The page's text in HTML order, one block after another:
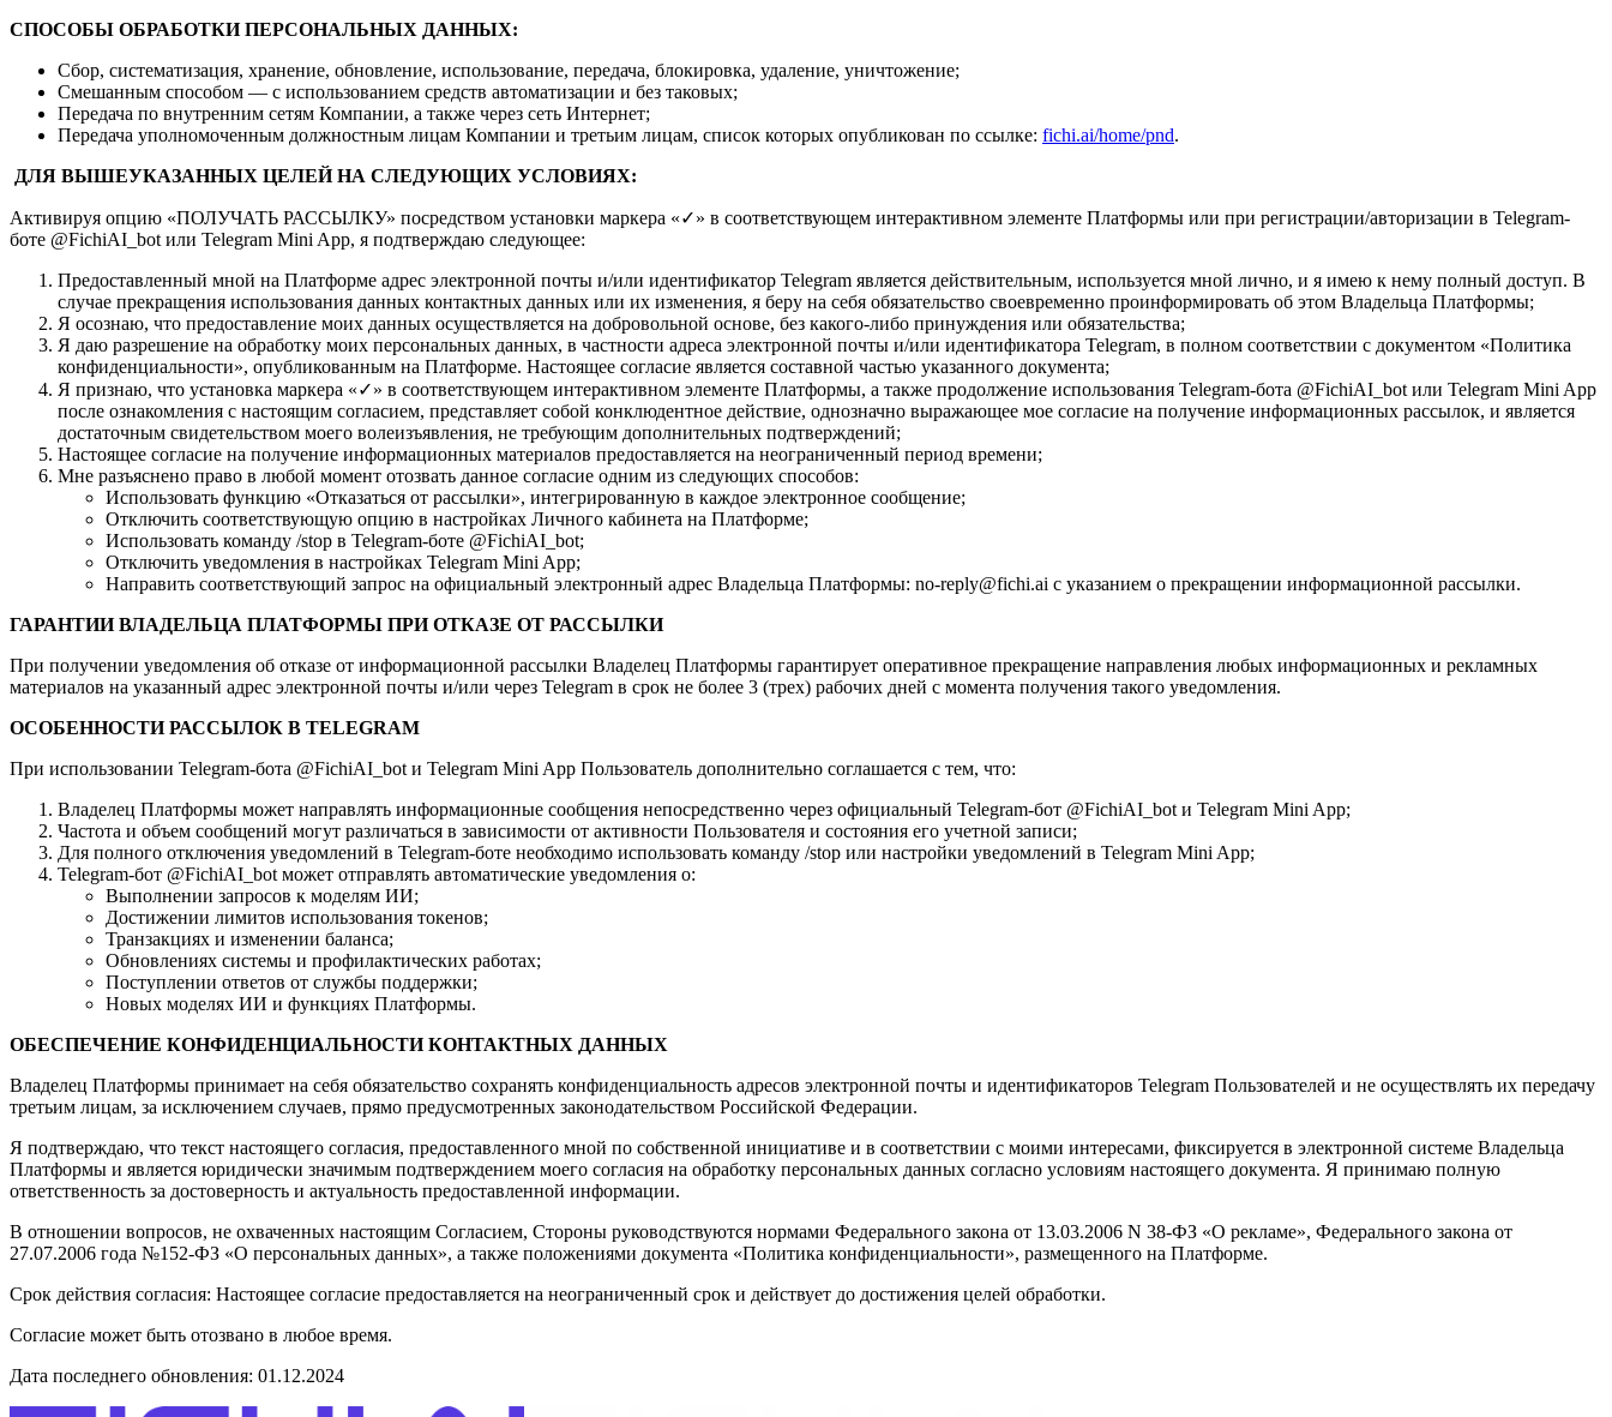
СПОСОБЫ ОБРАБОТКИ ПЕРСОНАЛЬНЫХ ДАННЫХ:
Сбор, систематизация, хранение, обновление, использование, передача, блокировка, удаление, уничтожение;
Смешанным способом — с использованием средств автоматизации и без таковых;
Передача по внутренним сетям Компании, а также через сеть Интернет;
Передача уполномоченным должностным лицам Компании и третьим лицам, список которых опубликован по ссылке: fichi.ai/home/pnd.
ДЛЯ ВЫШЕУКАЗАННЫХ ЦЕЛЕЙ НА СЛЕДУЮЩИХ УСЛОВИЯХ:
Активируя опцию «ПОЛУЧАТЬ РАССЫЛКУ» посредством установки маркера «✓» в соответствующем интерактивном элементе Платформы или при регистрации/авторизации в Telegram-
боте @FichiAI_bot или Telegram Mini App, я подтверждаю следующее:
Предоставленный мной на Платформе адрес электронной почты и/или идентификатор Telegram является действительным, используется мной лично, и я имею к нему полный доступ. В
случае прекращения использования данных контактных данных или их изменения, я беру на себя обязательство своевременно проинформировать об этом Владельца Платформы;
Я осознаю, что предоставление моих данных осуществляется на добровольной основе, без какого-либо принуждения или обязательства;
Я даю разрешение на обработку моих персональных данных, в частности адреса электронной почты и/или идентификатора Telegram, в полном соответствии с документом «Политика
конфиденциальности», опубликованным на Платформе. Настоящее согласие является составной частью указанного документа;
Я признаю, что установка маркера «✓» в соответствующем интерактивном элементе Платформы, а также продолжение использования Telegram-бота @FichiAI_bot или Telegram Mini App
после ознакомления с настоящим согласием, представляет собой конклюдентное действие, однозначно выражающее мое согласие на получение информационных рассылок, и является
достаточным свидетельством моего волеизъявления, не требующим дополнительных подтверждений;
Настоящее согласие на получение информационных материалов предоставляется на неограниченный период времени;
Мне разъяснено право в любой момент отозвать данное согласие одним из следующих способов:
Использовать функцию «Отказаться от рассылки», интегрированную в каждое электронное сообщение;
Отключить соответствующую опцию в настройках Личного кабинета на Платформе;
Использовать команду /stop в Telegram-боте @FichiAI_bot;
Отключить уведомления в настройках Telegram Mini App;
Направить соответствующий запрос на официальный электронный адрес Владельца Платформы: no-reply@fichi.ai с указанием о прекращении информационной рассылки.
ГАРАНТИИ ВЛАДЕЛЬЦА ПЛАТФОРМЫ ПРИ ОТКАЗЕ ОТ РАССЫЛКИ
При получении уведомления об отказе от информационной рассылки Владелец Платформы гарантирует оперативное прекращение направления любых информационных и рекламных
материалов на указанный адрес электронной почты и/или через Telegram в срок не более 3 (трех) рабочих дней с момента получения такого уведомления.
ОСОБЕННОСТИ РАССЫЛОК В TELEGRAM
При использовании Telegram-бота @FichiAI_bot и Telegram Mini App Пользователь дополнительно соглашается с тем, что:
Владелец Платформы может направлять информационные сообщения непосредственно через официальный Telegram-бот @FichiAI_bot и Telegram Mini App;
Частота и объем сообщений могут различаться в зависимости от активности Пользователя и состояния его учетной записи;
Для полного отключения уведомлений в Telegram-боте необходимо использовать команду /stop или настройки уведомлений в Telegram Mini App;
Telegram-бот @FichiAI_bot может отправлять автоматические уведомления о:
Выполнении запросов к моделям ИИ;
Достижении лимитов использования токенов;
Транзакциях и изменении баланса;
Обновлениях системы и профилактических работах;
Поступлении ответов от службы поддержки;
Новых моделях ИИ и функциях Платформы.
ОБЕСПЕЧЕНИЕ КОНФИДЕНЦИАЛЬНОСТИ КОНТАКТНЫХ ДАННЫХ
Владелец Платформы принимает на себя обязательство сохранять конфиденциальность адресов электронной почты и идентификаторов Telegram Пользователей и не осуществлять их передачу
третьим лицам, за исключением случаев, прямо предусмотренных законодательством Российской Федерации.
Я подтверждаю, что текст настоящего согласия, предоставленного мной по собственной инициативе и в соответствии с моими интересами, фиксируется в электронной системе Владельца
Платформы и является юридически значимым подтверждением моего согласия на обработку персональных данных согласно условиям настоящего документа. Я принимаю полную
ответственность за достоверность и актуальность предоставленной информации.
В отношении вопросов, не охваченных настоящим Согласием, Стороны руководствуются нормами Федерального закона от 13.03.2006 N 38-ФЗ «О рекламе», Федерального закона от
27.07.2006 года №152-ФЗ «О персональных данных», а также положениями документа «Политика конфиденциальности», размещенного на Платформе.
Срок действия согласия: Настоящее согласие предоставляется на неограниченный срок и действует до достижения целей обработки.
Согласие может быть отозвано в любое время.
Дата последнего обновления: 01.12.2024